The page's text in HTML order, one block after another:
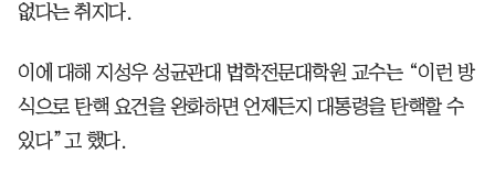
없다는 취지다.
이에 대해 지성우 성균관대 법학전문대학원 교수는 “이런 방
식으로 탄핵 요건을 완화하면 언제든지 대통령을 탄핵할 수
있다”고 했다.